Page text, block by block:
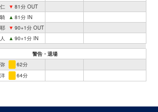
▼ 81分 OUT
▲ 81分 IN
▼ 90+1分 OUT
▲ 90+1分 IN
警告・退場
62分
64分